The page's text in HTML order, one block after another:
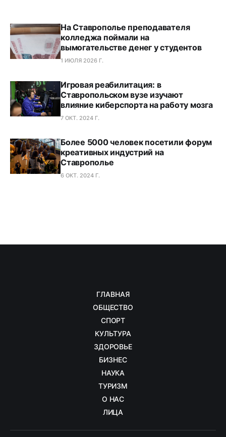
На Ставрополье преподавателя
колледжа поймали на
вымогательстве денег у студентов
1 ИЮЛЯ 2026 Г.
Игровая реабилитация: в
Ставропольском вузе изучают
влияние киберспорта на работу мозга
7 ОКТ. 2024 Г.
Более 5000 человек посетили форум
креативных индустрий на
Ставрополье
6 ОКТ. 2024 Г.
ГЛАВНАЯ
ОБЩЕСТВО
СПОРТ
КУЛЬТУРА
ЗДОРОВЬЕ
БИЗНЕС
НАУКА
ТУРИЗМ
О НАС
ЛИЦА